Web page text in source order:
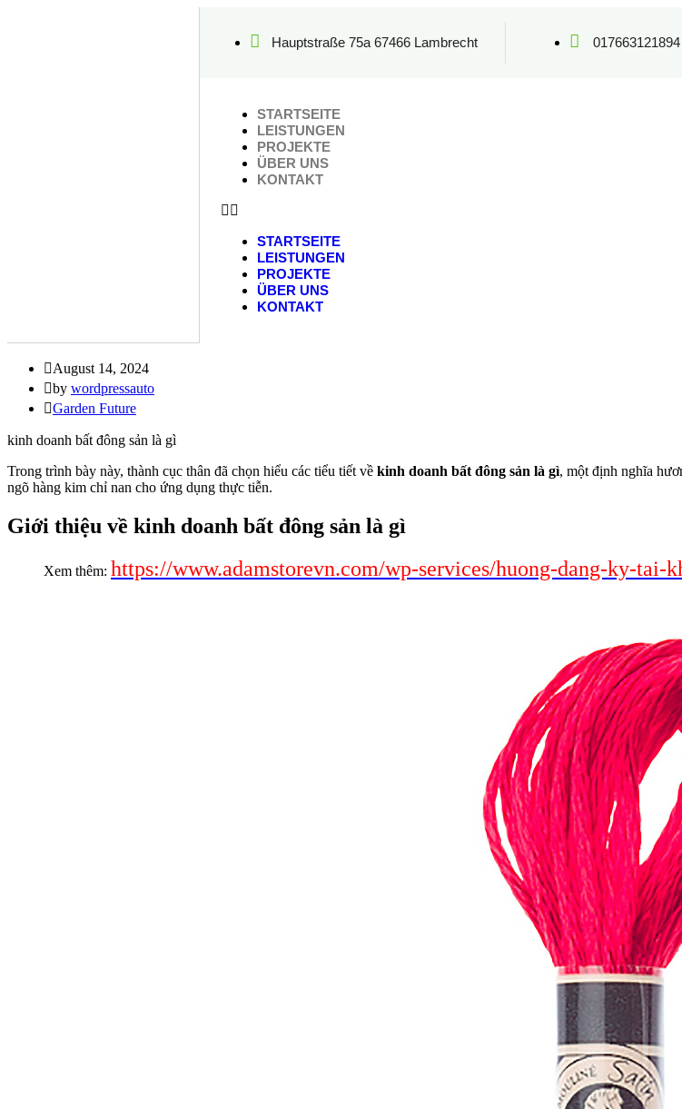
Hauptstraße 75a 67466 Lambrecht 017663121894
STARTSEITE
LEISTUNGEN
PROJEKTE
ÜBER UNS
KONTAKT
STARTSEITE
LEISTUNGEN
PROJEKTE
ÜBER UNS
KONTAKT
August 14, 2024
by wordpressauto
Garden Future
kinh doanh bất đông sản là gì
Trong trình bày này, thành cục thân đã chọn hiểu các tiểu tiết về kinh doanh bất đông sản là gì, một định nghĩa
ngõ hàng kim chỉ nan cho ứng dụng thực tiễn.
Giới thiệu về kinh doanh bất đông sản là gì
Xem thêm: https://www.adamstorevn.com/wp-services/huong-dang-ky-tai-